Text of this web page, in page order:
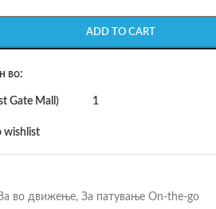
ADD TO CART
во:
Gate Mall) 1
wishlist
во движење, За патување On-the-go